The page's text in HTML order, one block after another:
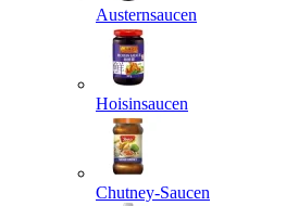
Austernsaucen
Hoisinsaucen
Chutney-Saucen